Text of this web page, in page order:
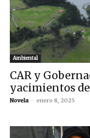
Ambiental
CAR y
yacimientos
Novela - enero 8, 2025